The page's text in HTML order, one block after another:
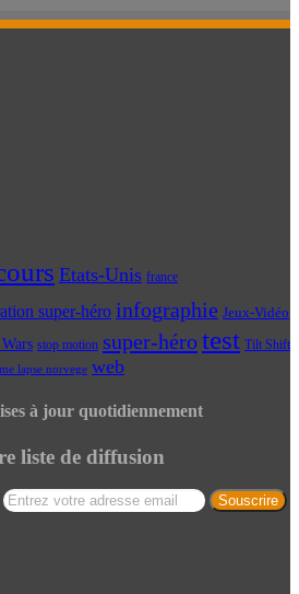
Etats-Unis france
super-héro infographie Jeux-Vidéo
stop motion super-hérotest Tilt Shift
lapse norvege web
à jour quotidiennement
liste de diffusion